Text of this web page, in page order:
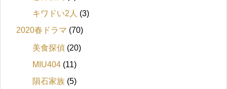
キワドい2人 (3)
2020春ドラマ (70)
美食探偵 (20)
MIU404 (11)
隕石家族 (5)